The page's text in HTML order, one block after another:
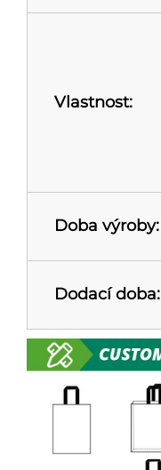
Vlastnost:
Doba výroby:
Dodací doba: